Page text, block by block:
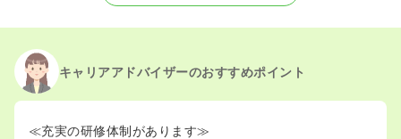
キャリアアドバイザーのおすすめポイント
≪充実の研修体制があります≫